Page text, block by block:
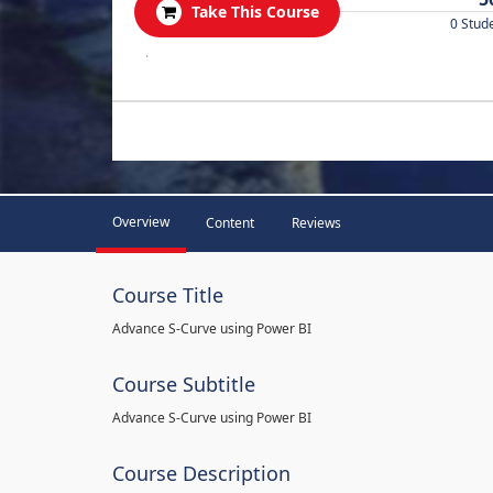
Take This Course
0
.
Overview Content Reviews
Course Title
Advance S-Curve using Power BI
Course Subtitle
Advance S-Curve using Power BI
Course Description